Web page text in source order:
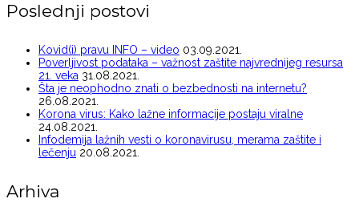
Poslednji postovi
Kovid(i) pravu INFO – video 03.09.2021.
Poverljivost podataka – važnost zaštite najvrednijeg resursa
21. veka 31.08.2021.
Šta je neophodno znati o bezbednosti na internetu?
26.08.2021.
Korona virus: Kako lažne informacije postaju viralne
24.08.2021.
Infodemija lažnih vesti o koronavirusu, merama zaštite i
lečenju 20.08.2021.
Arhiva